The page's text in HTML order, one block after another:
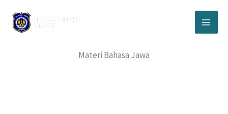
konten
Materi Bahasa Jawa